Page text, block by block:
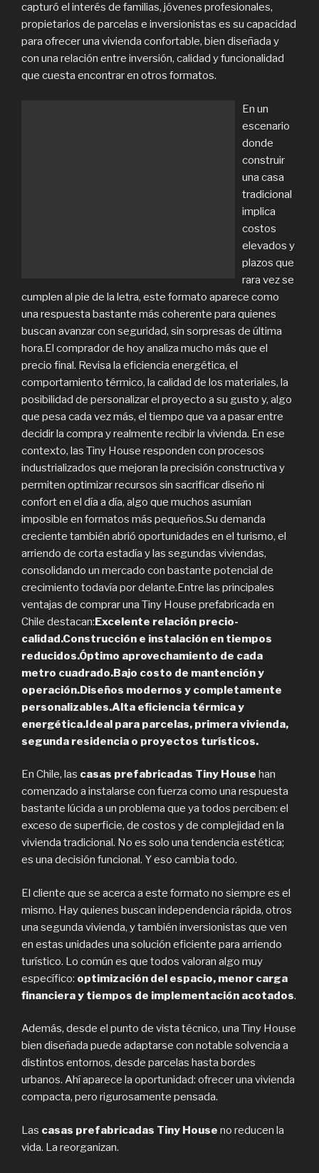
capturó el interés de familias, jóvenes profesionales,
propietarios de parcelas e inversionistas es su capacidad
para ofrecer una vivienda confortable, bien diseñada y
con una relación entre inversión, calidad y funcionalidad
que cuesta encontrar en otros formatos.
En un
escenario
donde
construir
una casa
tradicional
implica
costos
elevados y
plazos que
rara vez se
cumplen al pie de la letra, este formato aparece como
una respuesta bastante más coherente para quienes
buscan avanzar con seguridad, sin sorpresas de última
hora.El comprador de hoy analiza mucho más que el
precio final. Revisa la eficiencia energética, el
comportamiento térmico, la calidad de los materiales, la
posibilidad de personalizar el proyecto a su gusto y, algo
que pesa cada vez más, el tiempo que va a pasar entre
decidir la compra y realmente recibir la vivienda. En ese
contexto, las Tiny House responden con procesos
industrializados que mejoran la precisión constructiva y
permiten optimizar recursos sin sacrificar diseño ni
confort en el día a día, algo que muchos asumían
imposible en formatos más pequeños.Su demanda
creciente también abrió oportunidades en el turismo, el
arriendo de corta estadía y las segundas viviendas,
consolidando un mercado con bastante potencial de
crecimiento todavía por delante.Entre las principales
ventajas de comprar una Tiny House prefabricada en
Chile destacan:Excelente relación precio-
calidad.Construcción e instalación en tiempos
reducidos.Óptimo aprovechamiento de cada
metro cuadrado.Bajo costo de mantención y
operación.Diseños modernos y completamente
personalizables.Alta eficiencia térmica y
energética.Ideal para parcelas, primera vivienda,
segunda residencia o proyectos turísticos.
En Chile, las casas prefabricadas Tiny House han
comenzado a instalarse con fuerza como una respuesta
bastante lúcida a un problema que ya todos perciben: el
exceso de superficie, de costos y de complejidad en la
vivienda tradicional. No es solo una tendencia estética;
es una decisión funcional. Y eso cambia todo.
El cliente que se acerca a este formato no siempre es el
mismo. Hay quienes buscan independencia rápida, otros
una segunda vivienda, y también inversionistas que ven
en estas unidades una solución eficiente para arriendo
turístico. Lo común es que todos valoran algo muy
específico: optimización del espacio, menor carga
financiera y tiempos de implementación acotados.
Además, desde el punto de vista técnico, una Tiny House
bien diseñada puede adaptarse con notable solvencia a
distintos entornos, desde parcelas hasta bordes
urbanos. Ahí aparece la oportunidad: ofrecer una vivienda
compacta, pero rigurosamente pensada.
Las casas prefabricadas Tiny House no reducen la
vida. La reorganizan.